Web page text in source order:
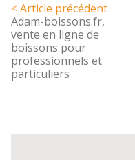
< Article précédent
Adam-boissons.fr,
vente en ligne de
boissons pour
professionnels et
particuliers